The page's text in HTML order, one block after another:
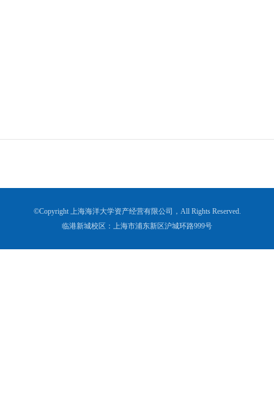
©Copyright 上海海洋大学资产经营有限公司，All Rights Reserved.
临港新城校区：上海市浦东新区沪城环路999号